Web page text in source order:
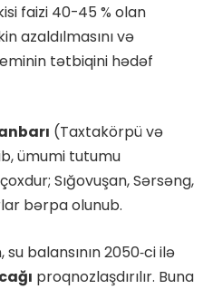
faizi 40-45 % olan
azaldılmasını və
tətbiqini hədəf
(Taxtakörpü və
ümumi tutumu
Sığovuşan, Sərsəng,
bərpa olunub.
balansının 2050‑ci ilə
proqnozlaşdırılır. Buna